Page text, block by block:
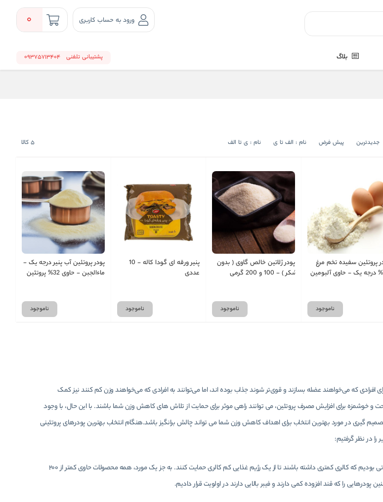
ورود به حساب کاربری 0
بلاگ پشتیبانی تلفنی 09375713404
جدیدترین پیش فرض نام : الف تا ی نام : ی تا الف 5کالا
پروتئین سفیده تخم مرغ
82% درجه یک - حاوی آلبومین
ناموجود
پودر ژلاتین خالص گاوی ( بدون
شکر ) - 100 و 200 گرمی
ناموجود
پنیر ورقه ای گودا کاله - 10
عددی
ناموجود
پودر پروتئین آب پنیر درجه یک -
ماءالجبن - حاوی 32% پروتئین
ناموجود
افرادی که می‌خواهند عضله بسازند و قوی‌تر شوند جذاب بوده اند، اما می‌توانند به افرادی که می‌خواهند وزن کم کنند نیز کمک
و خوشمزه برای افزایش مصرف پروتئین، می توانند راهی موثر برای حمایت از تلاش های کاهش وزن شما باشند. با این حال، با وجود
گیری در مورد بهترین انتخاب برای اهداف کاهش وزن شما می تواند چالش برانگیز باشد.هنگام انتخاب بهترین پودرهای پروتئینی
را در نظر گرفتیم:
محتوای غذایی: ما به دنبال محصولاتی بودیم که کالری کمتری داشته باشند تا از یک رژیم غذایی کم کالری حمایت کنند. به جز یک مورد، همه محصولات حاوی کمتر از 200
را که قند افزوده کمی دارند و فیبر بالایی دارند در اولویت قرار دادیم.